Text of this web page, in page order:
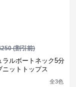
(割引前)
ラルボートネック5分
ニットトップス
全3色